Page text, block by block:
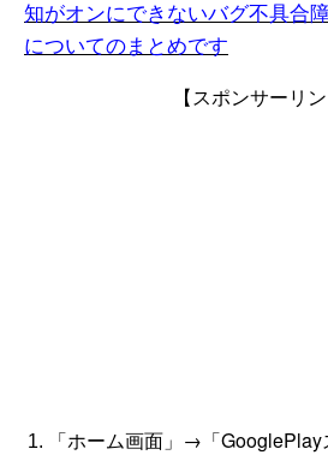
知がオンにできないバグ不具合
についてのまとめです
【スポンサーリン
「ホーム画面」→「